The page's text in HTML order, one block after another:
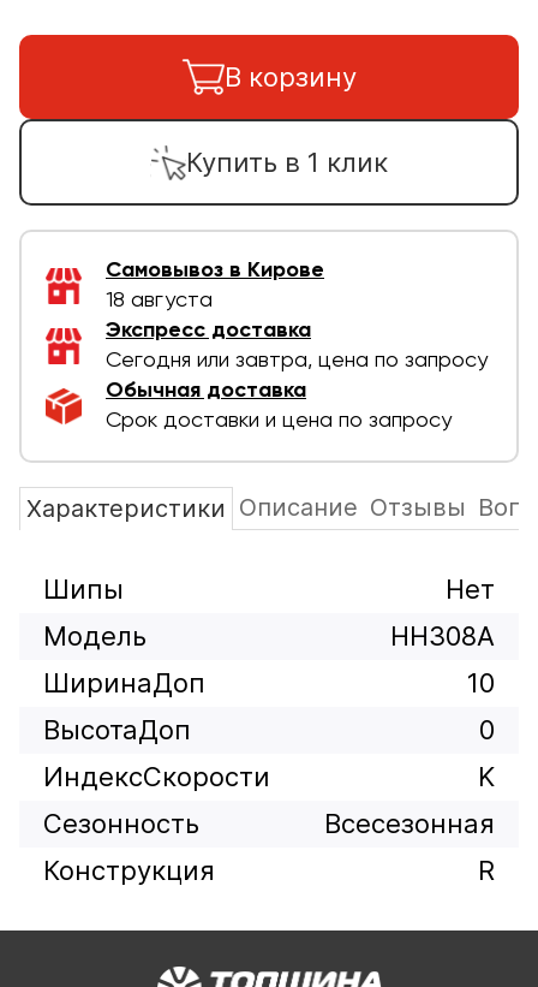
В корзину
Купить в 1 клик
Самовывоз в Кирове
18 августа
Экспресс доставка
Сегодня или завтра, цена по запросу
Обычная доставка
Срок доставки и цена по запросу
Характеристики Описание Отзывы
Шипы
Нет
Модель
HH308A
ШиринаДоп
10
ВысотаДоп
0
ИндексСкорости
K
Сезонность
Всесезонная
Конструкция
R